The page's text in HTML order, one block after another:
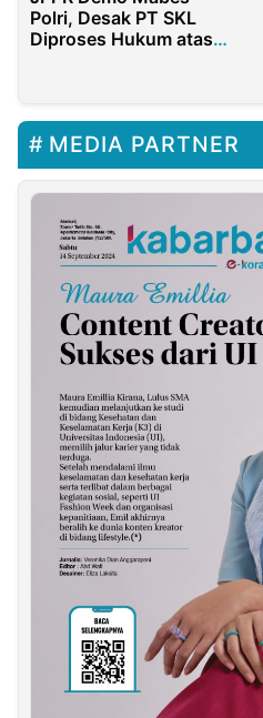
Polri, Desak PT SKL
Diproses Hukum atas
MEDIA PARTNER